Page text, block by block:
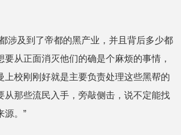
涉及到了帝都的黑产业，并且背后多少都
从正面消灭他们的确是个麻烦的事情，
上校刚刚好就是主要负责处理这些黑帮的
从那些流民入手，旁敲侧击，说不定能找
源。”